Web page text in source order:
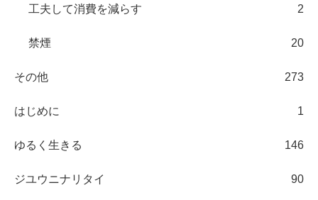
工夫して消費を減らす 2
禁煙 20
その他 273
はじめに 1
ゆるく生きる 146
ジユウニナリタイ 90